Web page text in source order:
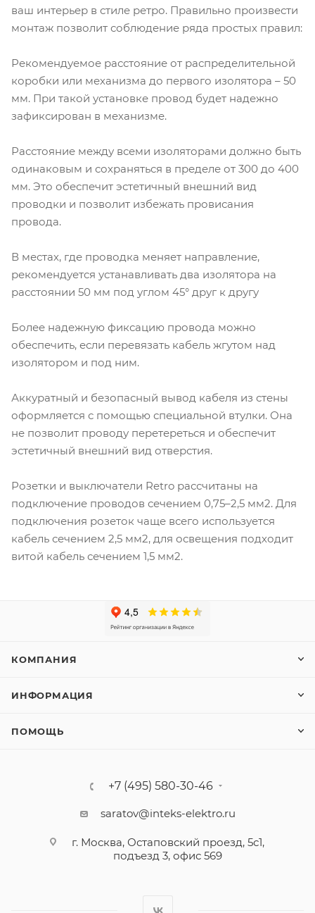
ваш интерьер в стиле ретро. Правильно произвести
монтаж позволит соблюдение ряда простых правил:
Рекомендуемое расстояние от распределительной
коробки или механизма до первого изолятора – 50
мм. При такой установке провод будет надежно
зафиксирован в механизме.
Расстояние между всеми изоляторами должно быть
одинаковым и сохраняться в пределе от 300 до 400
мм. Это обеспечит эстетичный внешний вид
проводки и позволит избежать провисания
провода.
В местах, где проводка меняет направление,
рекомендуется устанавливать два изолятора на
расстоянии 50 мм под углом 45° друг к другу
Более надежную фиксацию провода можно
обеспечить, если перевязать кабель жгутом над
изолятором и под ним.
Аккуратный и безопасный вывод кабеля из стены
оформляется с помощью специальной втулки. Она
не позволит проводу перетереться и обеспечит
эстетичный внешний вид отверстия.
Розетки и выключатели Retro рассчитаны на
подключение проводов сечением 0,75–2,5 мм2. Для
подключения розеток чаще всего используется
кабель сечением 2,5 мм2, для освещения подходит
витой кабель сечением 1,5 мм2.
КОМПАНИЯ
ИНФОРМАЦИЯ
ПОМОЩЬ
+7 (495) 580-30-46
saratov@inteks-elektro.ru
г. Москва, Остаповский проезд, 5с1,
подъезд 3, офис 569